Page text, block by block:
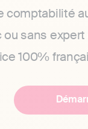
comptabilité
ou sans
100%